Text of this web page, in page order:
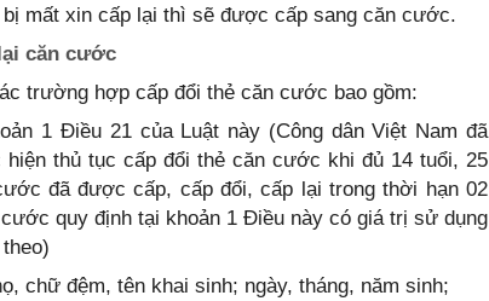
mất xin cấp lại thì sẽ được cấp sang căn cước.
căn cước
trường hợp cấp đổi thẻ căn cước bao gồm:
1 Điều 21 của Luật này (Công dân Việt Nam đã
thủ tục cấp đổi thẻ căn cước khi đủ 14 tuổi, 25
đã được cấp, cấp đổi, cấp lại trong thời hạn 02
quy định tại khoản 1 Điều này có giá trị sử dụng
chữ đệm, tên khai sinh; ngày, tháng, năm sinh;